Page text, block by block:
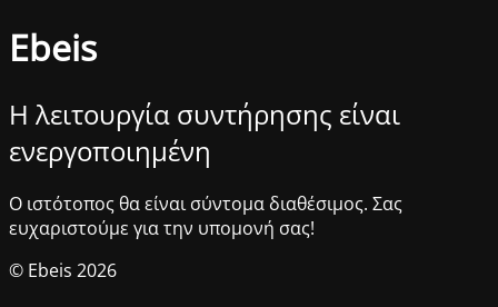
Ebeis
Η λειτουργία συντήρησης είναι
ενεργοποιημένη
Ο ιστότοπος θα είναι σύντομα διαθέσιμος. Σας
ευχαριστούμε για την υπομονή σας!
© Ebeis 2026